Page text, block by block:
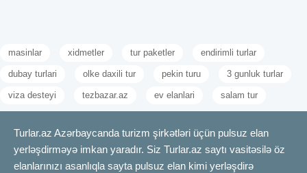
masinlar xidmetler tur paketler endirimli turlar
dubay turlari olke daxili tur pekin turu 3 gunluk turlar
viza desteyi tezbazar.az ev elanlari salam tur
Turlar.az Azərbaycanda turizm şirkətləri üçün pulsuz elan
yerləşdirməyə imkan yaradır. Siz Turlar.az saytı vasitəsilə öz
elanlarınızı asanlıqla sayta pulsuz elan kimi yerləşdirə